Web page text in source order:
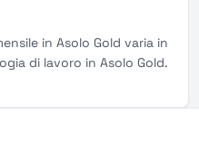
in Asolo Gold varia in
di lavoro in Asolo Gold.